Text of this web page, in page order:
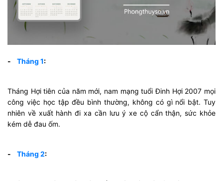
- Tháng 1:
Tháng Hợi tiên của năm mới, nam mạng tuổi Đinh Hợi 2007 mọi
công việc học tập đều bình thường, không có gì nổi bật. Tuy
nhiên về xuất hành đi xa cần lưu ý xe cộ cẩn thận, sức khỏe
kém dễ đau ốm.
- Tháng 2: